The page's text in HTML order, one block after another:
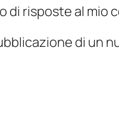
di risposte al mio
di un